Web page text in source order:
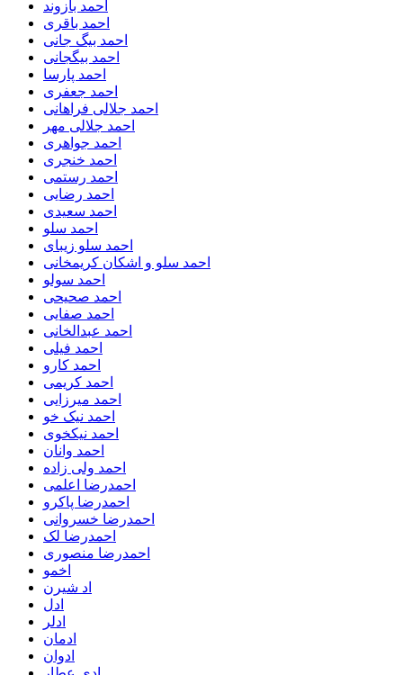
احمد بازوند
احمد باقری
احمد بیگ جانی
احمد بیگجانی
احمد پارسا
احمد جعفری
احمد جلالی فراهانی
احمد جلالی مهر
احمد جواهری
احمد خنجری
احمد رستمی
احمد رضایی
احمد سعیدی
احمد سلو
احمد سلو زیبای
احمد سلو و اشکان کریمخانی
احمد سولو
احمد صحیحی
احمد صفایی
احمد عبدالخانی
احمد فیلی
احمد کارو
احمد کریمی
احمد میرزایی
احمد نیک خو
احمد نیکخوی
احمد وانان
احمد ولی زاده
احمدرضا اعلمی
احمدرضا پاکرو
احمدرضا خسروانی
احمدرضا لک
احمدرضا منصوری
اخمو
اد شیرن
ادل
ادلر
ادمان
ادوان